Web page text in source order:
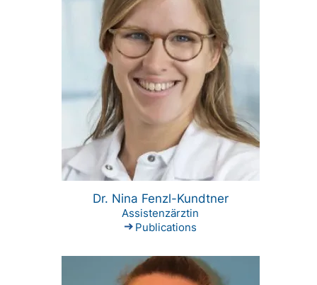
Dr. Nina Fenzl-Kundtner
Assistenzärztin
Publications